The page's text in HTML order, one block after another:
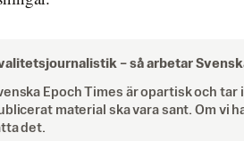
– så arbetar
Epoch Times är opartisk och
material ska vara sant. Om vi
det.